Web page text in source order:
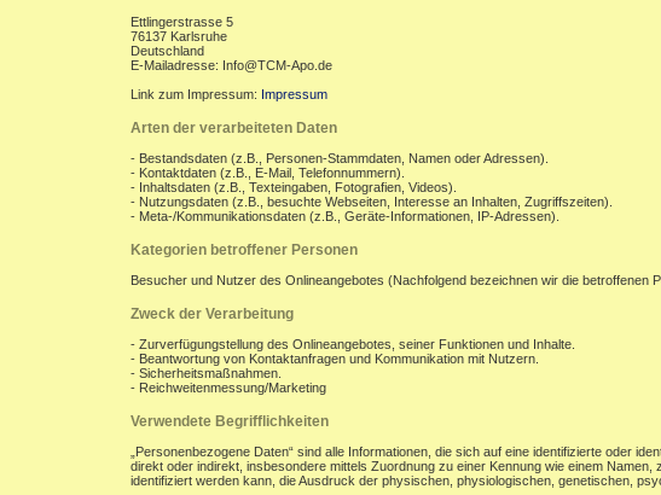
Ettlingerstrasse 5
76137 Karlsruhe
Deutschland
E-Mailadresse: Info@TCM-Apo.de
Link zum Impressum: Impressum
Arten der verarbeiteten Daten
- Bestandsdaten (z.B., Personen-Stammdaten, Namen oder Adressen).
- Kontaktdaten (z.B., E-Mail, Telefonnummern).
- Inhaltsdaten (z.B., Texteingaben, Fotografien, Videos).
- Nutzungsdaten (z.B., besuchte Webseiten, Interesse an Inhalten, Zugriffszeiten).
- Meta-/Kommunikationsdaten (z.B., Geräte-Informationen, IP-Adressen).
Kategorien betroffener Personen
Besucher und Nutzer des Onlineangebotes (Nachfolgend bezeichnen wir die betroffenen
Zweck der Verarbeitung
- Zurverfügungstellung des Onlineangebotes, seiner Funktionen und Inhalte.
- Beantwortung von Kontaktanfragen und Kommunikation mit Nutzern.
- Sicherheitsmaßnahmen.
- Reichweitenmessung/Marketing
Verwendete Begrifflichkeiten
„Personenbezogene Daten“ sind alle Informationen, die sich auf eine identifizierte oder
direkt oder indirekt, insbesondere mittels Zuordnung zu einer Kennung wie einem
identifiziert werden kann, die Ausdruck der physischen, physiologischen, genetischen,